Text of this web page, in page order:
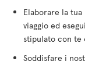
Elaborare la
viaggio ed
stipulato con te
Soddisfare i